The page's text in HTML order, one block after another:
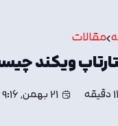
مقالات
ویکند
21 بهمن, 9:16